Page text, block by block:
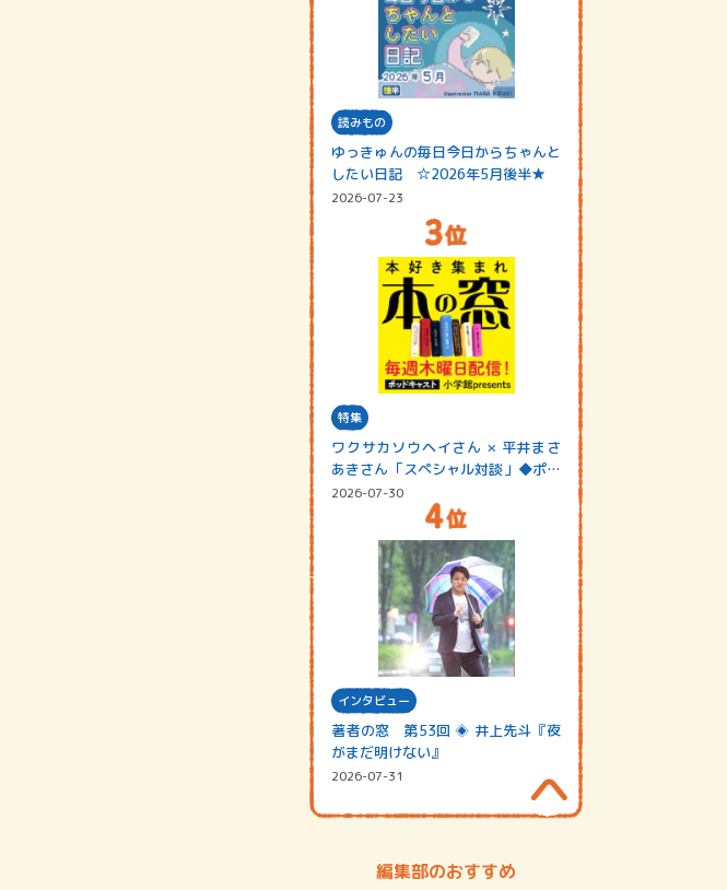
読みもの
ゆっきゅんの毎日今日からちゃんと
したい日記 ☆2026年5月後半★
2026-07-23
特集
ワクサカソウヘイさん × 平井まさ
あきさん「スペシャル対談」◆ポッ
ドキャスト…
2026-07-30
インタビュー
著者の窓 第53回 ◈ 井上先斗『夜
がまだ明けない』
2026-07-31
編集部のおすすめ